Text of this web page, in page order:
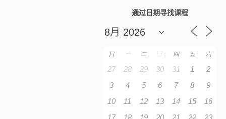
通过日期寻找课程
日 一 二 三 四 五 六
27 28 29 30 31 1
2
3
4 5 6 7 8
9
10
11 12 13 14 15
16
17
18 19 20 21 22
23